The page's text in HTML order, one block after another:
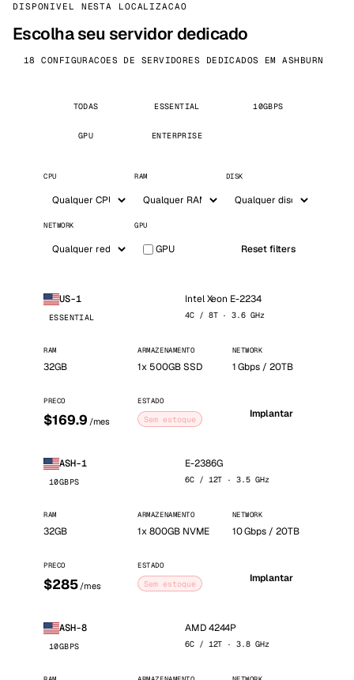
DISPONIVEL NESTA LOCALIZACAO
Escolha seu servidor dedicado
18 CONFIGURACOES DE SERVIDORES DEDICADOS EM ASHBURN
TODAS ESSENTIAL 10GBPS
GPU ENTERPRISE
CPU RAM DISK
NETWORK GPU
GPU Reset filters
US-1
ESSENTIAL
Intel Xeon E-2234
4C / 8T · 3.6 GHz
RAM
32GB
ARMAZENAMENTO
1x 500GB SSD
NETWORK
1 Gbps / 20TB
PRECO
$169.9 /mes
ESTADO
Sem estoque Implantar
ASH-1
10GBPS
E-2386G
6C / 12T · 3.5 GHz
RAM
32GB
ARMAZENAMENTO
1x 800GB NVME
NETWORK
10 Gbps / 20TB
PRECO
$285 /mes
ESTADO
Sem estoque Implantar
ASH-8
10GBPS
AMD 4244P
6C / 12T · 3.8 GHz